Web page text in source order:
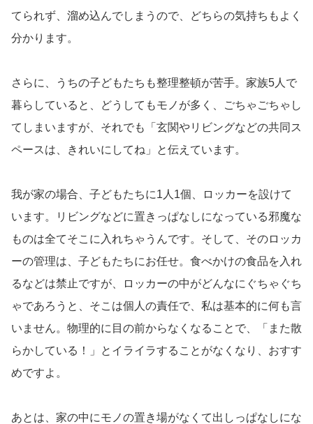
てられず、溜め込んでしまうので、どちらの気持ちもよく
分かります。
さらに、うちの子どもたちも整理整頓が苦手。家族5人で
暮らしていると、どうしてもモノが多く、ごちゃごちゃし
てしまいますが、それでも「玄関やリビングなどの共同ス
ペースは、きれいにしてね」と伝えています。
我が家の場合、子どもたちに1人1個、ロッカーを設けて
います。リビングなどに置きっぱなしになっている邪魔な
ものは全てそこに入れちゃうんです。そして、そのロッカ
ーの管理は、子どもたちにお任せ。食べかけの食品を入れ
るなどは禁止ですが、ロッカーの中がどんなにぐちゃぐち
ゃであろうと、そこは個人の責任で、私は基本的に何も言
いません。物理的に目の前からなくなることで、「また散
らかしている！」とイライラすることがなくなり、おすす
めですよ。
あとは、家の中にモノの置き場がなくて出しっぱなしにな